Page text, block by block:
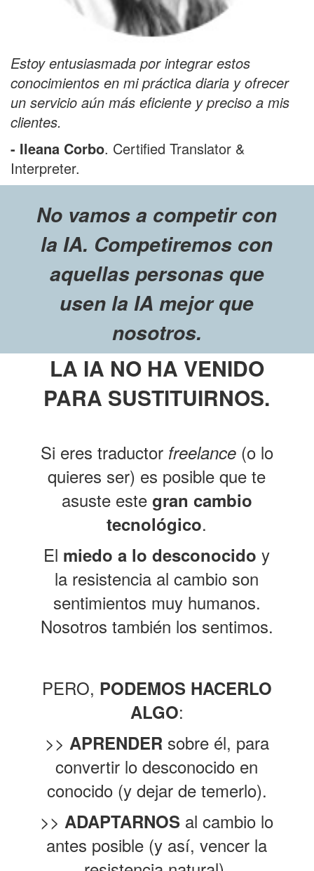
Estoy entusiasmada por integrar estos
conocimientos en mi práctica diaria y ofrecer
un servicio aún más eficiente y preciso a mis
clientes.
- Ileana Corbo. Certified Translator &
Interpreter.
No vamos a competir con
la IA. Competiremos con
aquellas personas que
usen la IA mejor que
nosotros.
LA IA NO HA VENIDO
PARA SUSTITUIRNOS.
Si eres traductor freelance(o lo
quieres ser) es posible que te
asuste este gran cambio
tecnológico.
El miedo a lo desconocido y
la resistencia al cambio son
sentimientos muy humanos.
Nosotros también los sentimos.
PERO, PODEMOS HACERLO
ALGO:
>> APRENDER sobre él, para
convertir lo desconocido en
conocido (y dejar de temerlo).
>> ADAPTARNOS al cambio lo
antes posible (y así, vencer la